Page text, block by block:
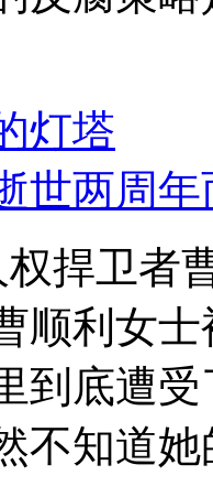
灯塔
两周年
捍卫者
顺利女
到底遭
不知道